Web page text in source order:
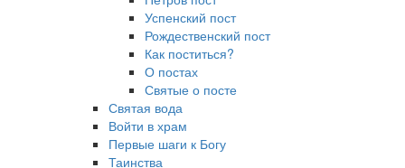
Успенский пост
Рождественский пост
Как поститься?
О постах
Святые о посте
Святая вода
Войти в храм
Первые шаги к Богу
Таинства